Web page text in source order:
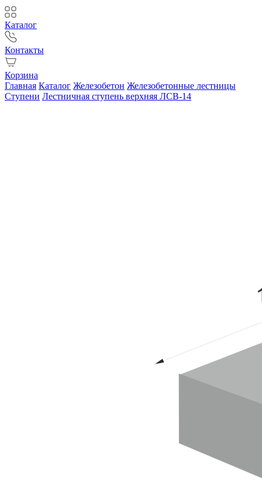
Каталог
Контакты
Корзина
Главная Каталог Железобетон Железобетонные лестницы
Ступени Лестничная ступень верхняя ЛСВ-14